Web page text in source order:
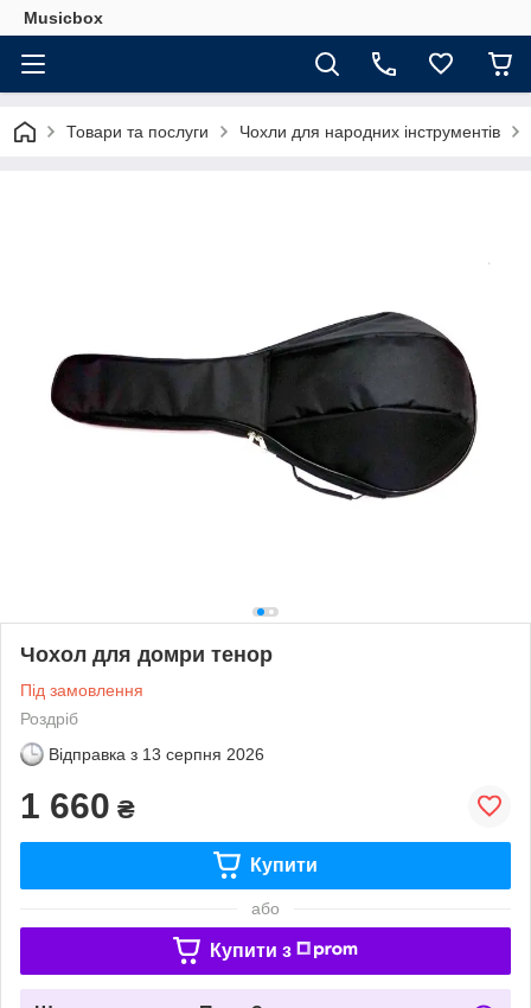
Musicbox
Товари та послуги Чохли для народних інструментів
Чохол для домри тенор
Під замовлення
Роздріб
Відправка з 13 серпня 2026
1 660 ₴
Купити
або
Купити з